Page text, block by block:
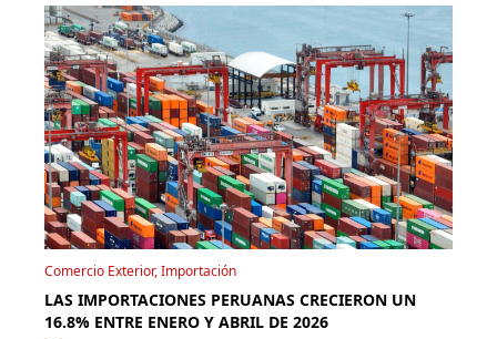
Comercio Exterior, Importación
LAS IMPORTACIONES PERUANAS CRECIERON UN
16.8% ENTRE ENERO Y ABRIL DE 2026